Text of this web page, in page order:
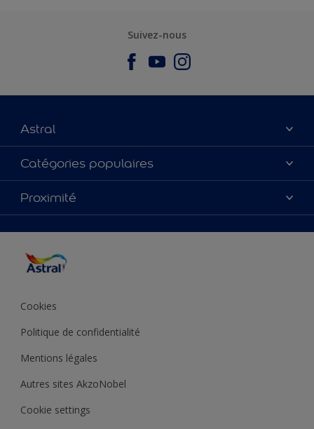
Suivez-nous
Astral
À propos de nous
Nous Contacter
Plan du site
Catégories populaires
Nos couleurs
Produits
Trouver de l’inspiration
Conseils déco
Proximité
Cookies
Politique de confidentialité
Mentions légales
Autres sites AkzoNobel
Cookie settings